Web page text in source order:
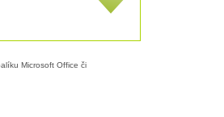
Microsoft Office či